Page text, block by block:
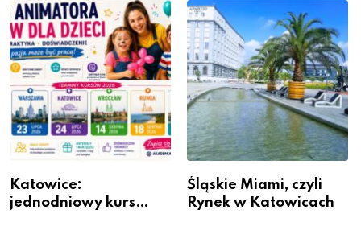
Katowice:
jednodniowy kurs
Śląskie Miami, czyli
Rynek w Katowicach